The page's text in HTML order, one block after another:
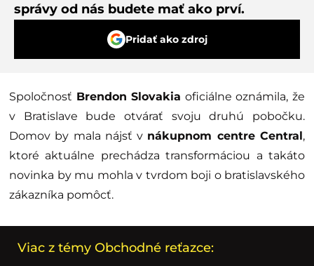
správy od nás budete mať ako prví.
Pridať ako zdroj
Spoločnosť Brendon Slovakia oficiálne oznámila, že
v Bratislave bude otvárať svoju druhú pobočku.
Domov by mala nájsť v nákupnom centre Central,
ktoré aktuálne prechádza transformáciou a takáto
novinka by mu mohla v tvrdom boji o bratislavského
zákazníka pomôcť.
Viac z témy Obchodné reťazce: